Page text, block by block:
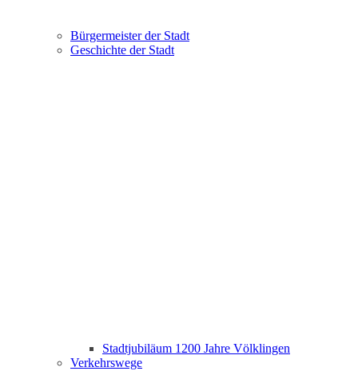
Bürgermeister der Stadt
Geschichte der Stadt
Stadtjubiläum 1200 Jahre Völklingen
Verkehrswege